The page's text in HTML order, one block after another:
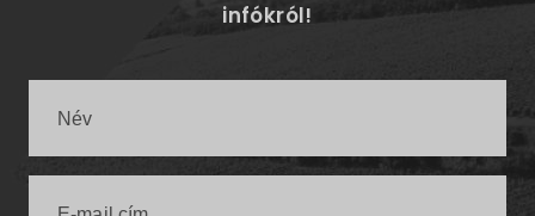
infókról!